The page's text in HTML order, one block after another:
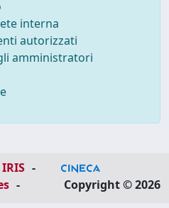
interna
autorizzati
amministratori
-
-
Copyright © 2026